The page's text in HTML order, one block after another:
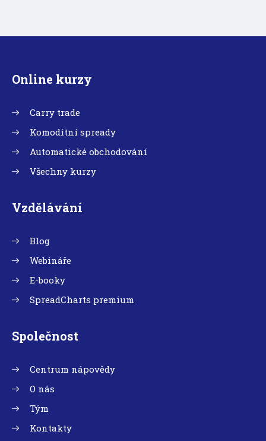
Online kurzy
Carry trade
Komoditní spready
Automatické obchodování
Všechny kurzy
Vzdělávání
Blog
Webináře
E-booky
SpreadCharts premium
Společnost
Centrum nápovědy
O nás
Tým
Kontakty